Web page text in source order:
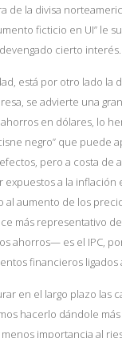
de la divisa
ficticio en UI” le
cierto interés.
está por otro lado la
se advierte una
en dólares, lo
negro” que puede
pero a costa de
expuestos a la inflación
aumento de los
más representativo
ahorros— es el IPC,
financieros ligados
en el largo plazo las
hacerlo dándole más
menos importancia al